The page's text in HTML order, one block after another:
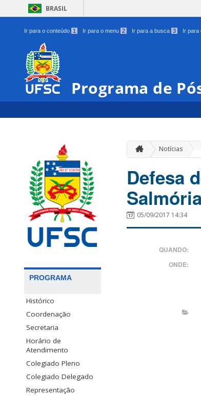
BRASIL
Ir para o conteúdo 1 Ir para o menu 2 Ir para a busca 3 Ir para
Programa de
PROGRAMA
Histórico
Coordenação
Secretaria
Horário de
Atendimento
Colegiado Pleno
Colegiado Delegado
Representação
Notícias
Defesa
05/09/2017 14:34
QUANDO:
ONDE: